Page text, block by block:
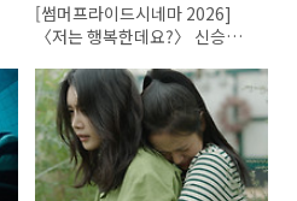
[썸머프라이드시네마 2026]
〈저는 행복한데요?〉 신승은
의 기쁨